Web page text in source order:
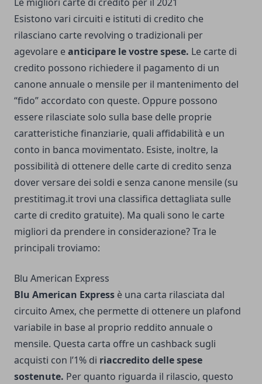
Esistono vari circuiti e istituti di credito che
rilasciano carte revolving o tradizionali per
agevolare eanticipare le vostre spese. Le carte di
credito possono richiedere il pagamento di un
canone annuale o mensile per il mantenimento del
“fido” accordato con queste. Oppure possono
essere rilasciate solo sulla base delle proprie
caratteristiche finanziarie, quali affidabilità e un
conto in banca movimentato. Esiste, inoltre, la
possibilità di ottenere delle carte di credito senza
dover versare dei soldi e senza canone mensile (su
prestitimag.it trovi una classifica dettagliata sulle
carte di credito gratuite). Ma quali sono le carte
migliori da prendere in considerazione? Tra le
principali troviamo:
Blu American Express
Blu American Express è una carta rilasciata dal
circuito Amex, che permette di ottenere un plafond
variabile in base al proprio reddito annuale o
mensile. Questa carta offre un cashback sugli
acquisti con l’1% di riaccredito delle spese
sostenute. Per quanto riguarda il rilascio, questo